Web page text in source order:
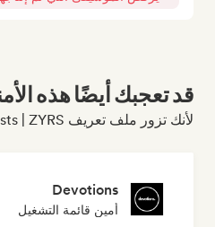
قد تعجبك أيضًا هذه
لأنك تزور ملف تعريف House Playlists | ZYRS
Devotions
أمين قائمة التشغيل